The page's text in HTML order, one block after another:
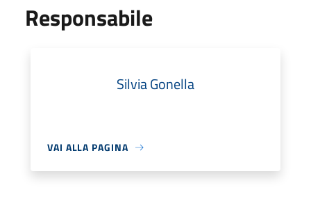
Responsabile
Silvia Gonella
VAI ALLA PAGINA